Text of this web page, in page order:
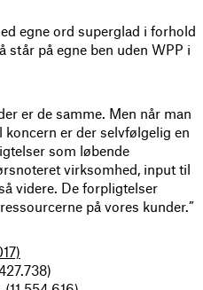
egne ord superglad i forhold
står på egne ben uden WPP i
er de samme. Men når man
er der selvfølgelig en
som løbende
virksomhed, input til
videre. De forpligtelser
på vores kunder.”